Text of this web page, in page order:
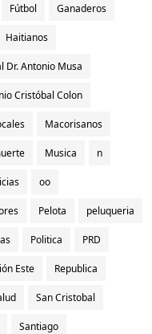
Fútbol Ganaderos
Haitianos
Dr. Antonio Musa
Cristóbal Colon
Macorisanos
Musica n
oo
Pelota peluqueria
Politica PRD
Este Republica
San Cristobal
Santiago